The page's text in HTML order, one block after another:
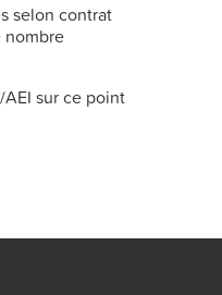
selon contrat
nombre
sur ce point